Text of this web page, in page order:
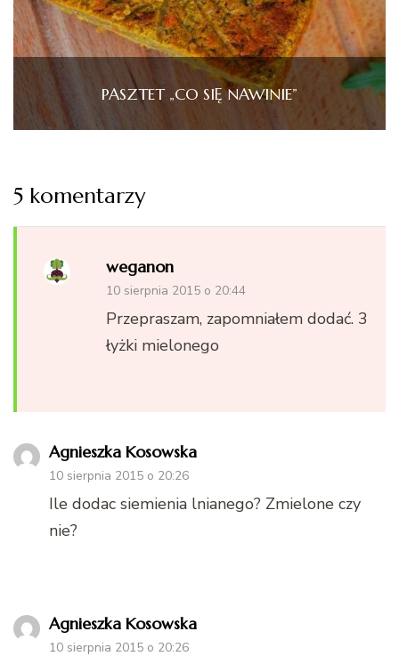
PASZTET „CO SIĘ NAWINIE”
5 komentarzy
weganon
10 sierpnia 2015 o 20:44
Przepraszam, zapomniałem dodać. 3
łyżki mielonego
Agnieszka Kosowska
10 sierpnia 2015 o 20:26
Ile dodac siemienia lnianego? Zmielone czy
nie?
Agnieszka Kosowska
10 sierpnia 2015 o 20:26